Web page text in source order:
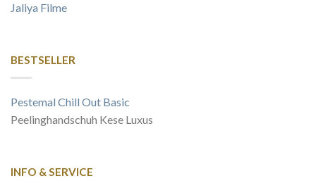
Jaliya Filme
BESTSELLER
Pestemal Chill Out Basic
Peelinghandschuh Kese Luxus
INFO & SERVICE